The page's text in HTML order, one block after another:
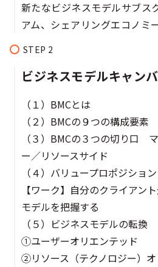
新たなビジネスモデルサブス
アム、シェアリングエコノミ
ビジネスモデルキャン
（１）BMCとは
（２）BMCの９つの構成要素
（３）BMCの３つの切り口
ー／リソースサイド
（４）バリュープロポジショ
【ワーク】自分のクライアン
モデルを把握する
（５）ビジネスモデルの転換
①ユーザーオリエンテッド
②リソース（テクノロジー）